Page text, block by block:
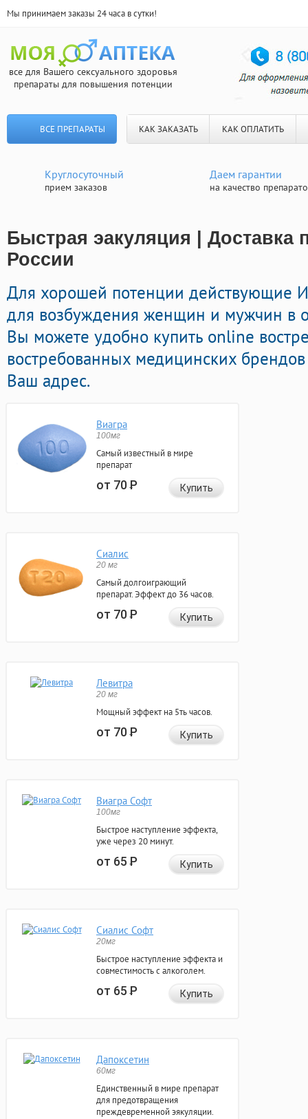
Мы принимаем заказы 24 часа в сутки!
все для Вашего сексуального здоровья
препараты для повышения потенции
ВСЕ ПРЕПАРАТЫ КАК ЗАКАЗАТЬ КАК ОПЛАТИТЬ
Круглосуточный
прием заказов
Даем гарантии
на качество
Быстрая эакуляция | Доставка
России
Для хорошей потенции действующие
для возбуждения женщин и мужчин в
Вы можете удобно купить online
востребованных медицинских
Ваш адрес.
Виагра
100мг
Самый известный в мире
препарат
от 70Р Купить
Сиалис
20 мг
Самый долгоиграющий
препарат. Эффект до 36 часов.
от 70Р Купить
Левитра
20 мг
Мощный эффект на 5ть часов.
от 70Р Купить
Виагра Софт
100мг
Быстрое наступление эффекта,
уже через 20 минут.
от 65Р Купить
Сиалис Софт
20мг
Быстрое наступление эффекта и
совместимость с алкоголем.
от 65Р Купить
Дапоксетин
60мг
Единственный в мире препарат
для предотвращения
преждевременной эякуляции.